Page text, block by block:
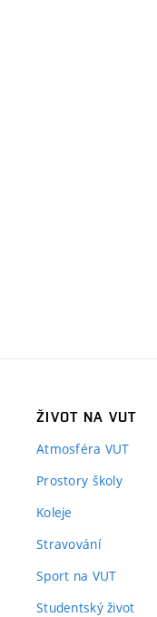
ŽIVOT NA VUT
Atmosféra VUT
Prostory školy
Koleje
Stravování
Sport na VUT
Studentský život